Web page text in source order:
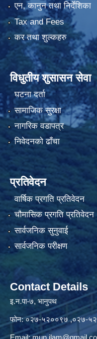
एन, कानुन तथा निर्देशिका
Tax and Fees
कर तथा शुल्कहरु
विधुतीय शुसासन सेवा
घटना दर्ता
सामाजिक सुरक्षा
नागरिक वडापत्र
निवेदनको ढाँचा
प्रतिवेदन
वार्षिक प्रगति प्रतिवेदन
चौमासिक प्रगति प्रतिवेदन
सार्वजनिक सुनुवाई
सार्वजनिक परीक्षण
Contact Details
इ.न.पा-७, भानुपथ
फोन: ०२७-५२००९७ ,०२७-
Email: